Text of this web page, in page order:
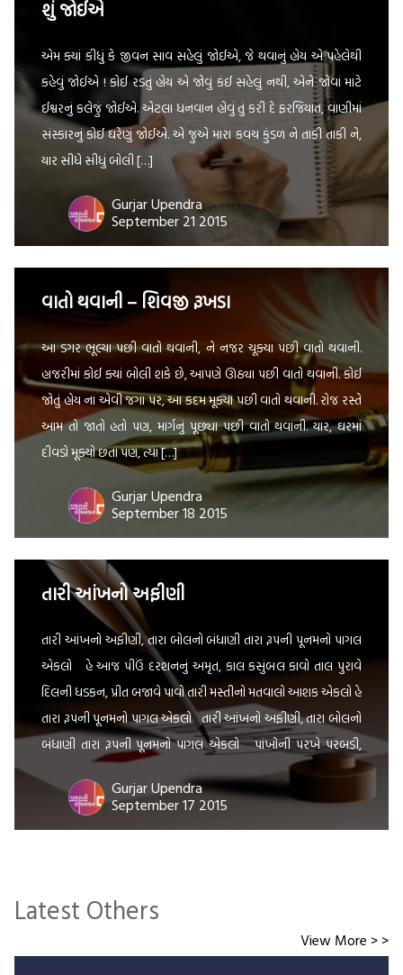
શું જોઈએ
એમ ક્યાં કીધું કે જીવન સાવ સહેલું જોઈએ, જે થવાનું હોય એ પહેલેથી
કહેવું જોઈએ ! કોઈ રડતું હોય એ જોવું કંઈ સહેલું નથી, એને જોવાં માટે
ઈશ્વરનું કલેજું જોઈએ. એટલા ધનવાન હોવું તું કરી દે ફરજિયાત, વાણીમાં
સંસ્કારનું કોઈ ઘરેણું જોઈએ. એ જુએ મારા કવચ કુંડળ ને તાકી તાકી ને,
યાર સીધે સીધું બોલી […]
Gurjar Upendra
September 21 2015
વાતો થવાની – શિવજી રૂખડા
આ ડગર ભૂલ્યા પછી વાતો થવાની, ને નજર ચૂક્યા પછી વાતો થવાની.
હાજરીમાં કોઈ ક્યાં બોલી શકે છે, આપણે ઊઠ્યા પછી વાતો થવાની. કોઈ
જોતું હોય ના એવી જગા પર, આ કદમ મૂક્યા પછી વાતો થવાની. રોજ રસ્તે
આમ તો જાતો હતો પણ, માર્ગનું પૂછ્યા પછી વાતો થવાની. યાર, ઘરમાં
દીવડો મૂક્યો છતાં પણ, ત્યાં […]
Gurjar Upendra
September 18 2015
તારી આંખનો અફીણી
તારી આંખનો અફીણી, તારા બોલનો બંધાણી તારા રૂપની પૂનમનો પાગલ
એકલો હે આજ પીઉં દરશનનું અમૃત, કાલ કસુંબલ કાવો તાલ પુરાવે
દિલની ધડકન, પ્રીત બજાવે પાવો તારી મસ્તીનો મતવાલો આશક એકલો હે
તારા રૂપની પૂનમનો પાગલ એકલો તારી આંખનો અફીણી, તારા બોલનો
બંધાણી તારા રૂપની પૂનમનો પાગલ એકલો પાંખોની પરખે પરબડી,
Gurjar Upendra
September 17 2015
Latest Others
View More > >